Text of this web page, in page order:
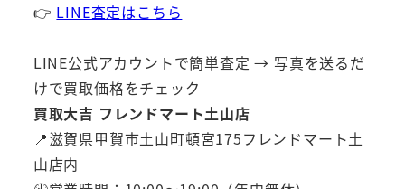
👉 LINE査定はこちら
LINE公式アカウントで簡単査定 → 写真を送るだ
けで買取価格をチェック
買取大吉 フレンドマート土山店
📍滋賀県甲賀市土山町頓宮175フレンドマート土
山店内